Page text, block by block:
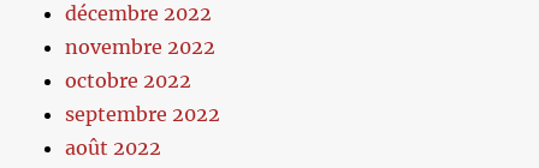
décembre 2022
novembre 2022
octobre 2022
septembre 2022
août 2022